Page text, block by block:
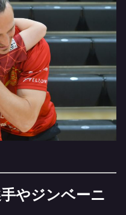
やジンベーニ